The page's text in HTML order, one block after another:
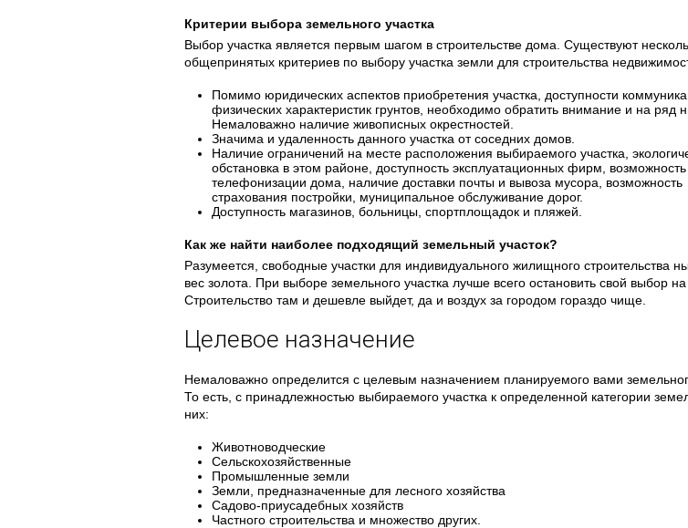
Критерии выбора земельного участка
Выбор участка является первым шагом в строительстве дома. Существуют
общепринятых критериев по выбору участка земли для строительства
Помимо юридических аспектов приобретения участка, доступности
физических характеристик грунтов, необходимо обратить внимание и на ряд
Немаловажно наличие живописных окрестностей.
Значима и удаленность данного участка от соседних домов.
Наличие ограничений на месте расположения выбираемого участка,
обстановка в этом районе, доступность эксплуатационных фирм, возможность
телефонизации дома, наличие доставки почты и вывоза мусора, возможность
страхования постройки, муниципальное обслуживание дорог.
Доступность магазинов, больницы, спортплощадок и пляжей.
Как же найти наиболее подходящий земельный участок?
Разумеется, свободные участки для индивидуального жилищного строительства
вес золота. При выборе земельного участка лучше всего остановить свой выбор на
Строительство там и дешевле выйдет, да и воздух за городом гораздо чище.
Целевое назначение
Немаловажно определится с целевым назначением планируемого вами
То есть, с принадлежностью выбираемого участка к определенной категории
них:
Животноводческие
Сельскохозяйственные
Промышленные земли
Земли, предназначенные для лесного хозяйства
Садово-приусадебных хозяйств
Частного строительства и множество других.